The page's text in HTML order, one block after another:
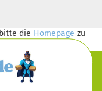
die Homepage zu